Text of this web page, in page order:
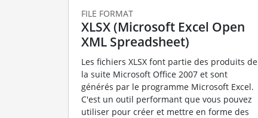
FILE FORMAT
XLSX (Microsoft Excel Open
XML Spreadsheet)
Les fichiers XLSX font partie des produits de
la suite Microsoft Office 2007 et sont
générés par le programme Microsoft Excel.
C'est un outil performant que vous pouvez
utiliser pour créer et mettre en forme des